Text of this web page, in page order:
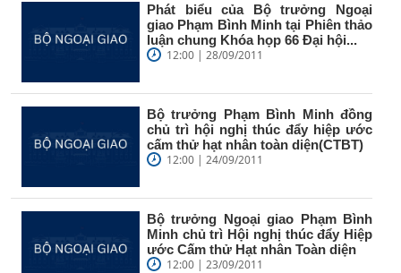
Phát biểu của Bộ trưởng Ngoại
giao Phạm Bình Minh tại Phiên thảo
luận chung Khóa họp 66 Đại hội...
12:00 | 28/09/2011
Bộ trưởng Phạm Bình Minh đồng
chủ trì hội nghị thúc đẩy hiệp ước
cấm thử hạt nhân toàn diện(CTBT)
12:00 | 24/09/2011
Bộ trưởng Ngoại giao Phạm Bình
Minh chủ trì Hội nghị thúc đẩy Hiệp
ước Cấm thử Hạt nhân Toàn diện
12:00 | 23/09/2011